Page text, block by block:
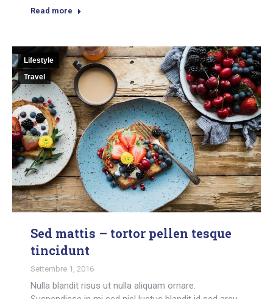
Read more
Lifestyle
Travel
Sed mattis – tortor pellen tesque
tincidunt
Settembre 1, 2016
Nulla blandit risus ut nulla aliquam ornare.